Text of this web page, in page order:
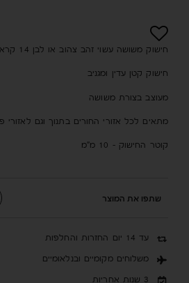
חישוק משושה עשוי זהב צהוב או לבן 14 קראט
חישוק קטן עדין ומגניב
מעוצב בצורת משושה
מתאים לכל אזורי החורים בתנוך וגם לאזורי
קוטר החישוק – 10 מ”מ
שתפו את המוצר
עד 14 יום החזרות והחלפות
משלוחים מקומיים ובנלאומיים
3 שנות אחריות